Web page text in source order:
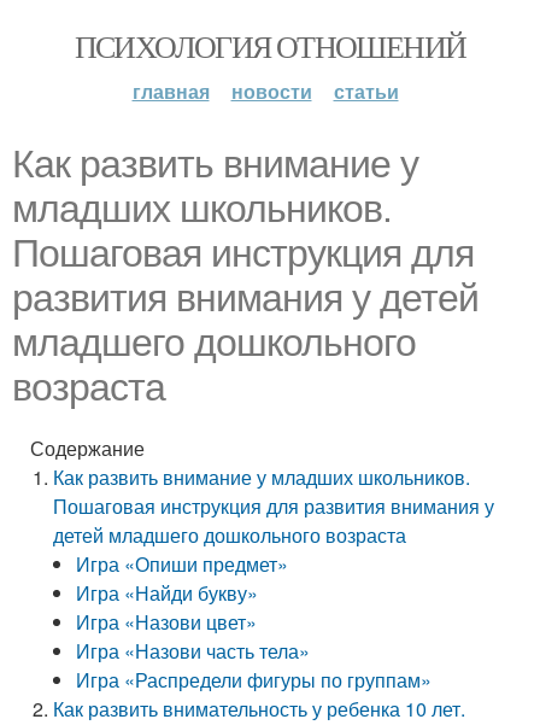
ПСИХОЛОГИЯ ОТНОШЕНИЙ
главная новости статьи
Как развить внимание у
младших школьников.
Пошаговая инструкция для
развития внимания у детей
младшего дошкольного
возраста
Содержание
Как развить внимание у младших школьников.
Пошаговая инструкция для развития внимания у
детей младшего дошкольного возраста
Игра «Опиши предмет»
Игра «Найди букву»
Игра «Назови цвет»
Игра «Назови часть тела»
Игра «Распредели фигуры по группам»
Как развить внимательность у ребенка 10 лет.